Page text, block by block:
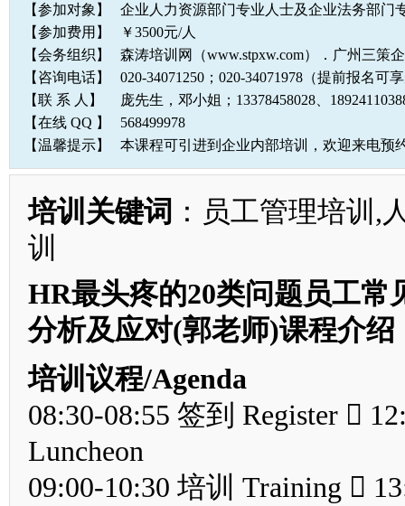
【参加对象】
企业人力资源部门专业人士及企业法务部门
【参加费用】
￥3500元/人
【会务组织】
森涛培训网（www.stpxw.com）．广州三策
【咨询电话】
020-34071250；020-34071978（提前报名可
【联 系 人】
庞先生，邓小姐；13378458028、
【在线 QQ 】
568499978
【温馨提示】
本课程可引进到企业内部培训，欢迎来电预
培训关键词 ：员工管理培训,
训
HR最头疼的20类问题员工常
分析及应对(郭老师)课程介绍
培训议程/Agenda
08:30-08:55 签到 Register 
Luncheon
09:00-10:30 培训 Training 